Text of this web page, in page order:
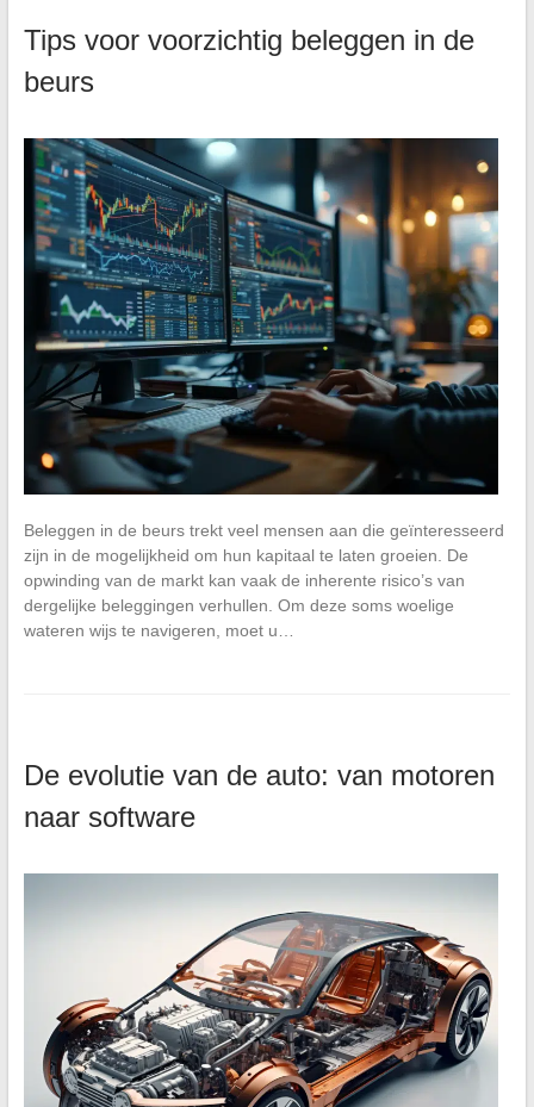
Tips voor voorzichtig beleggen in de
beurs
Beleggen in de beurs trekt veel mensen aan die geïnteresseerd
zijn in de mogelijkheid om hun kapitaal te laten groeien. De
opwinding van de markt kan vaak de inherente risico’s van
dergelijke beleggingen verhullen. Om deze soms woelige
wateren wijs te navigeren, moet u…
De evolutie van de auto: van motoren
naar software